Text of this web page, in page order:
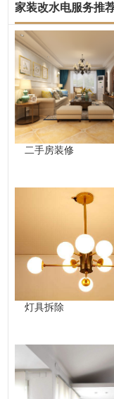
家装改水电服务推
二手房装修
灯具拆除